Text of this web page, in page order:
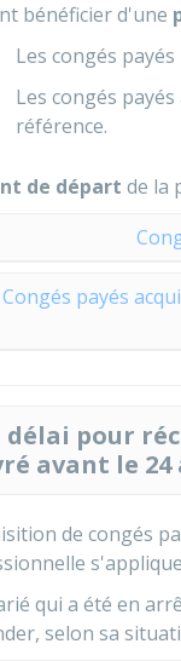
bénéficier d'une
Les congés
Les congés
référence.
de départ de la
Congés payés
délai pour
avant le 24
de congés
s'applique
qui a été en
selon sa